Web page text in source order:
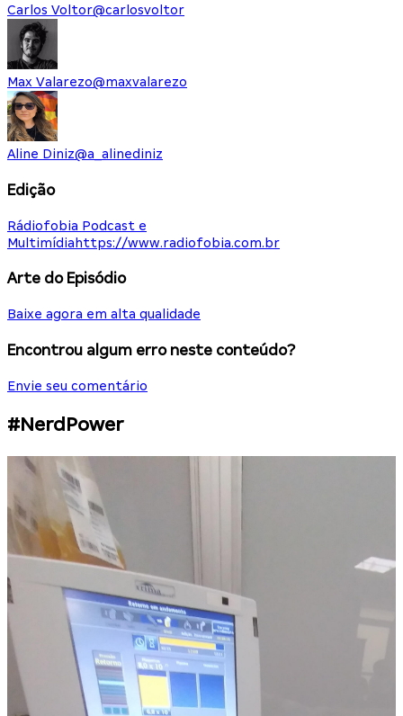
Carlos Voltor@carlosvoltor
Max Valarezo@maxvalarezo
Aline Diniz@a_alinediniz
Edição
Rádiofobia Podcast e
Multimídia https://www.radiofobia.com.br
Arte do Episódio
Baixe agora em alta qualidade
Encontrou algum erro neste conteúdo?
Envie seu comentário
#NerdPower